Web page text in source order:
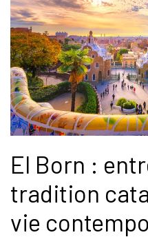
El Born :
tradition
vie